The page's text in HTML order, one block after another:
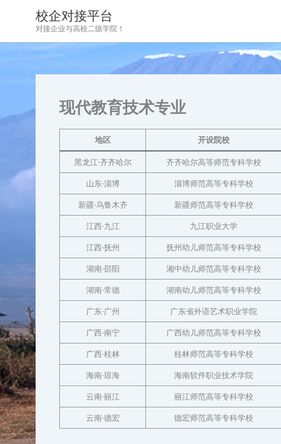
容
校企对接平台
对接企业与高校二级学院！
现代教育技术专业
地区 开设院校
黑龙江·齐齐哈尔 齐齐哈尔高等师范专科学校
山东·淄博 淄博师范高等专科学校
新疆·乌鲁木齐 新疆师范高等专科学校
江西·九江 九江职业大学
江西·抚州 抚州幼儿师范高等专科学校
湖南·邵阳 湘中幼儿师范高等专科学校
湖南·常德 湖南幼儿师范高等专科学校
广东·广州 广东省外语艺术职业学院
广西·南宁 广西幼儿师范高等专科学校
广西·桂林 桂林师范高等专科学校
海南·琼海 海南软件职业技术学院
云南·丽江 丽江师范高等专科学校
云南·德宏 德宏师范高等专科学校